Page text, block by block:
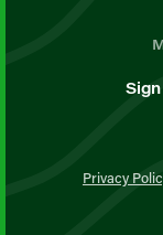
Privacy